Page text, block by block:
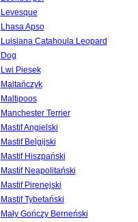
Levesque
Lhasa Apso
Luisiana Catahoula Leopard
Dog
Lwi Piesek
Maltańczyk
Maltipoos
Manchester Terrier
Mastif Angielski
Mastif Belgijski
Mastif Hiszpański
Mastif Neapolitański
Mastif Pirenejski
Mastif Tybetański
Mały Gończy Berneński